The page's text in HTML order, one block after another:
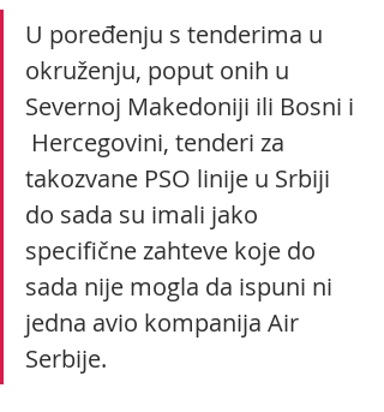
U poređenju s tenderima u
okruženju, poput onih u
Severnoj Makedoniji ili Bosni i
Hercegovini, tenderi za
takozvane PSO linije u Srbiji
do sada su imali jako
specifične zahteve koje do
sada nije mogla da ispuni ni
jedna avio kompanija Air
Serbije.